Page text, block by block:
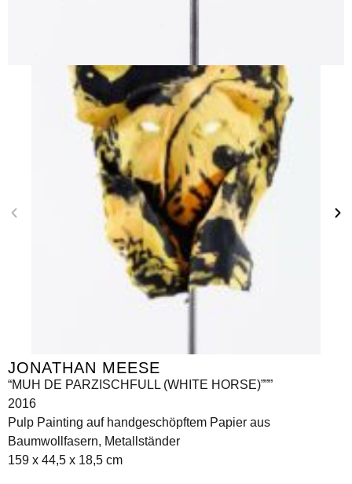
JONATHAN MEESE
“MUH DE PARZISCHFULL (WHITE HORSE)”””
2016
Pulp Painting auf handgeschöpftem Papier aus
Baumwollfasern, Metallständer
159 x 44,5 x 18,5 cm